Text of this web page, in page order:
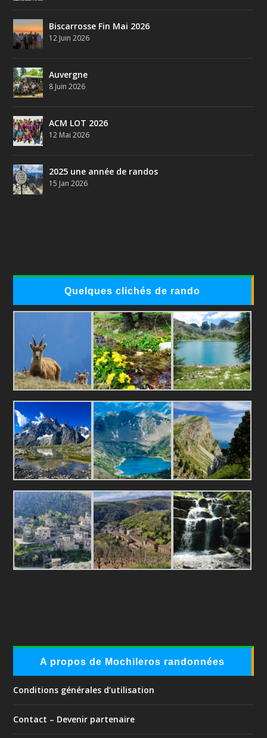
Biscarrosse Fin Mai 2026
12 Juin 2026
Auvergne
8 Juin 2026
ACM LOT 2026
12 Mai 2026
2025 une année de randos
15 Jan 2026
Quelques clichés de rando
A propos de Mochileros randonnées
Conditions générales d’utilisation
Contact – Devenir partenaire